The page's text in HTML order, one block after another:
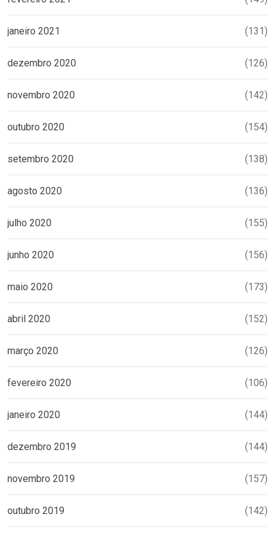
janeiro 2021 (131)
dezembro 2020 (126)
novembro 2020 (142)
outubro 2020 (154)
setembro 2020 (138)
agosto 2020 (136)
julho 2020 (155)
junho 2020 (156)
maio 2020 (173)
abril 2020 (152)
março 2020 (126)
fevereiro 2020 (106)
janeiro 2020 (144)
dezembro 2019 (144)
novembro 2019 (157)
outubro 2019 (142)